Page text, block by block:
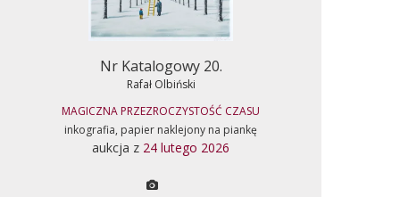
Nr Katalogowy 20.
Rafał Olbiński
MAGICZNA PRZEZROCZYSTOŚĆ CZASU
inkografia, papier naklejony na piankę
aukcja z 24 lutego 2026